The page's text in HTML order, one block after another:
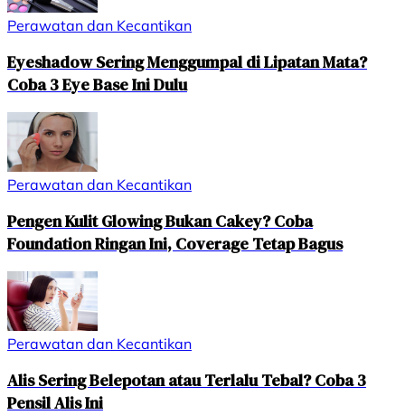
Perawatan dan Kecantikan
Eyeshadow Sering Menggumpal di Lipatan Mata?
Coba 3 Eye Base Ini Dulu
Perawatan dan Kecantikan
Pengen Kulit Glowing Bukan Cakey? Coba
Foundation Ringan Ini, Coverage Tetap Bagus
Perawatan dan Kecantikan
Alis Sering Belepotan atau Terlalu Tebal? Coba 3
Pensil Alis Ini